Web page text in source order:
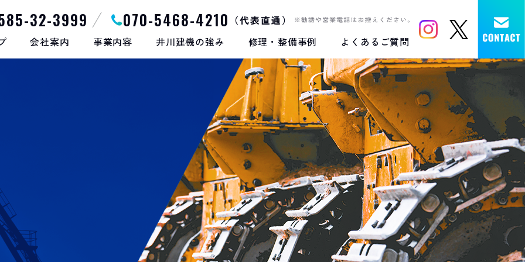
32-3999 070-5468-4210 （代表直通）
会社案内 事業内容 井川建機の強み 修理・整備事例 よくあるご質問